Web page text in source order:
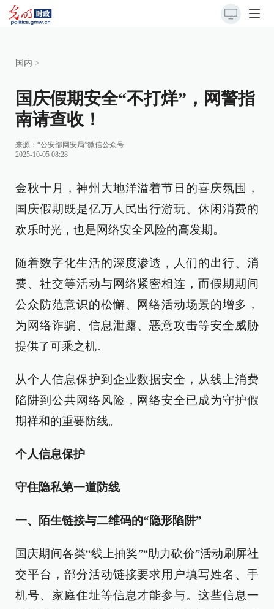
国内 >
国庆假期安全“不打烊”，网警指
南请查收！
来源： “公安部网安局”微信公众号
2025-10-05 08:28
金秋十月，神州大地洋溢着节日的喜庆氛围，
国庆假期既是亿万人民出行游玩、休闲消费的
欢乐时光，也是网络安全风险的高发期。
随着数字化生活的深度渗透，人们的出行、消
费、社交等活动与网络紧密相连，而假期期间
公众防范意识的松懈、网络活动场景的增多，
为网络诈骗、信息泄露、恶意攻击等安全威胁
提供了可乘之机。
从个人信息保护到企业数据安全，从线上消费
陷阱到公共网络风险，网络安全已成为守护假
期祥和的重要防线。
个人信息保护
守住隐私第一道防线
一、陌生链接与二维码的“隐形陷阱”
国庆期间各类“线上抽奖”“助力砍价”活动刷屏社
交平台，部分活动链接要求用户填写姓名、手
机号、家庭住址等信息才能参与。这些信息一